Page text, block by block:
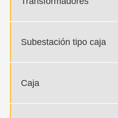
Subestación tipo caja
Caja